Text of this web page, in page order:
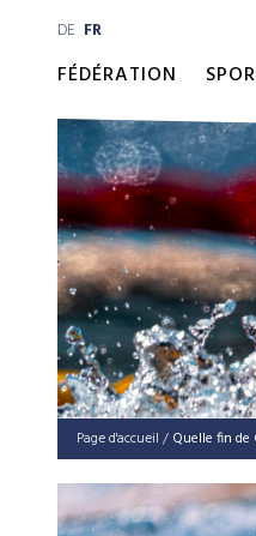
DE FR
FÉDÉRATION
Page d'accueil / Quel­le fin